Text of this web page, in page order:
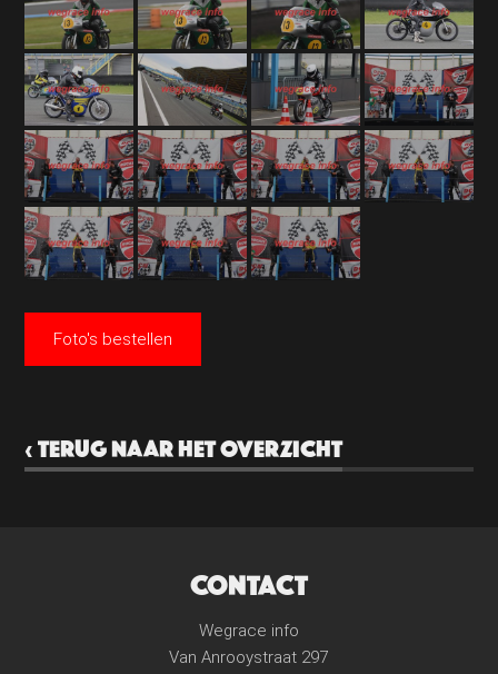
Foto's bestellen
‹ TERUG NAAR HET OVERZICHT
CONTACT
Wegrace info
Van Anrooystraat 297